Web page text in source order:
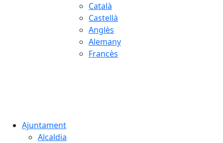
Català
Castellà
Anglès
Alemany
Francès
Ajuntament
Alcaldia